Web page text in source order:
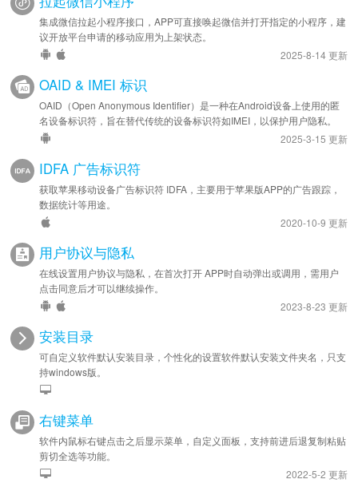
集成微信拉起小程序接口，APP可直接唤起微信并打开指定的小程序，建
议开放平台申请的移动应用为上架状态。
2025-8-14 更新
OAID & IMEI 标识
OAID（Open Anonymous Identifier）是一种在Android设备上使用的匿
名设备标识符，旨在替代传统的设备标识符如IMEI，以保护用户隐私。
2025-3-15 更新
IDFA 广告标识符
获取苹果移动设备广告标识符 IDFA，主要用于苹果版APP的广告跟踪，
数据统计等用途。
2020-10-9 更新
用户协议与隐私
在线设置用户协议与隐私，在首次打开 APP时自动弹出或调用，需用户
点击同意后才可以继续操作。
2023-8-23 更新
安装目录
可自定义软件默认安装目录，个性化的设置软件默认安装文件夹名，只支
持windows版。
右键菜单
软件内鼠标右键点击之后显示菜单，自定义面板，支持前进后退复制粘贴
剪切全选等功能。
2022-5-2 更新